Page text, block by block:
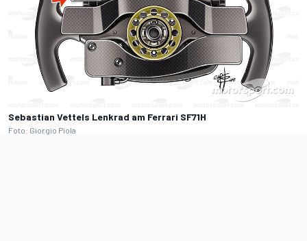
Sebastian Vettels Lenkrad am Ferrari SF71H
Foto: Giorgio Piola